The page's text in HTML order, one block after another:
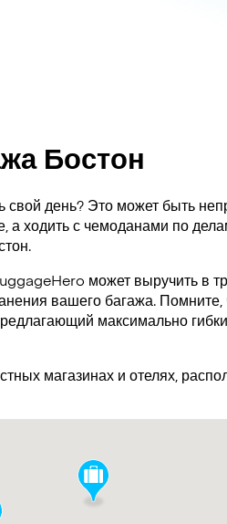
Бостон
день? Это может быть
а ходить с чемоданами по
может выручить в
вашего багажа. Помните,
максимально
магазинах и отелях,